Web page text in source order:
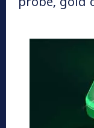
probe, gold